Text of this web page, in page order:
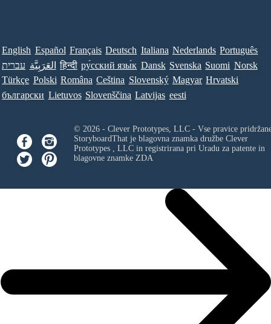
English Español Français Deutsch Italiana Nederlands Português
עברית العَرَبِيَّة हिन्दी ру́сский язы́к Dansk Svenska Suomi Norsk
Türkçe Polski Româna Ceština Slovenský Magyar Hrvatski
български Lietuvos Slovenščina Latvijas eesti
© 2026 - Clever Prototypes, LLC - Vse pravice
StoryboardThat je blagovna znamka družbe Clever
Prototypes , LLCin registrirana pri Uradu za patente in
blagovne znamke ZDA